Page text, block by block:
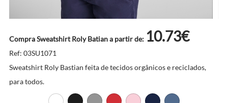
Compra Sweatshirt Roly Batian a partir de: 10.73€
Ref: 03SU1071
Sweatshirt Roly Bastian feita de tecidos orgânicos e reciclados,
para todos.